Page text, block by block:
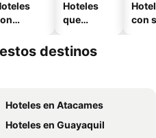
Hoteles
que
mascotas
con
destinos
Hoteles en Atacames
Hoteles en Guayaquil